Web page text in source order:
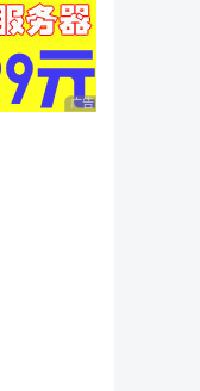
广告 商业广告，理性